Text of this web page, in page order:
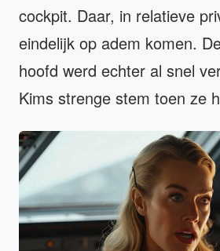
cockpit. Daar, in relatieve
eindelijk op adem komen.
hoofd werd echter al snel
Kims strenge stem toen ze